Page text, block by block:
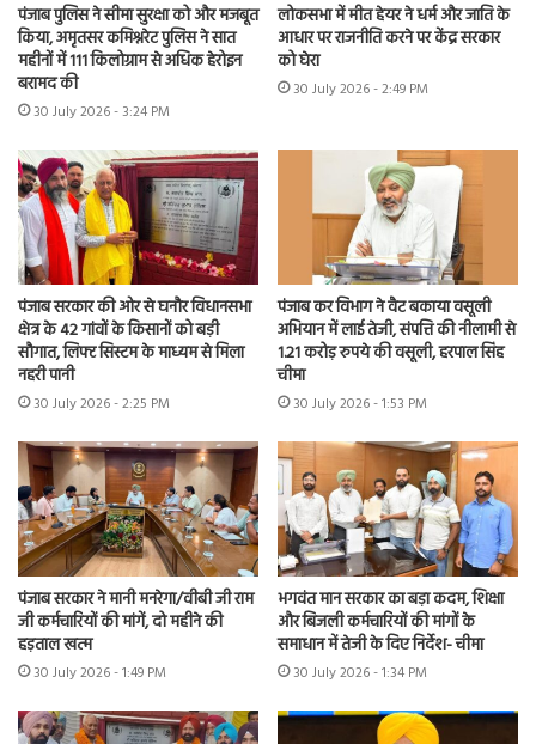
पंजाब पुलिस ने सीमा सुरक्षा को और मजबूत
किया, अमृतसर कमिश्नरेट पुलिस ने सात
महीनों में 111 किलोग्राम से अधिक हेरोइन
बरामद की
30 July 2026 - 3:24 PM
लोकसभा में मीत हेयर ने धर्म और जाति के
आधार पर राजनीति करने पर केंद्र सरकार
को घेरा
30 July 2026 - 2:49 PM
पंजाब सरकार की ओर से घनौर विधानसभा
क्षेत्र के 42 गांवों के किसानों को बड़ी
सौगात, लिफ्ट सिस्टम के माध्यम से मिला
नहरी पानी
30 July 2026 - 2:25 PM
पंजाब कर विभाग ने वैट बकाया वसूली
अभियान में लाई तेजी, संपत्ति की नीलामी से
1.21 करोड़ रुपये की वसूली, हरपाल सिंह
चीमा
30 July 2026 - 1:53 PM
पंजाब सरकार ने मानी मनरेगा/वीबी जी राम
जी कर्मचारियों की मांगें, दो महीने की
हड़ताल खत्म
30 July 2026 - 1:49 PM
भगवंत मान सरकार का बड़ा कदम, शिक्षा
और बिजली कर्मचारियों की मांगों के
समाधान में तेजी के दिए निर्देश- चीमा
30 July 2026 - 1:34 PM